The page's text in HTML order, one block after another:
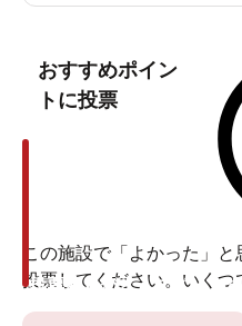
おすすめポイン
トに投票
この施設で「よかった」
投票してください。いくつ
投票ありがとうございます